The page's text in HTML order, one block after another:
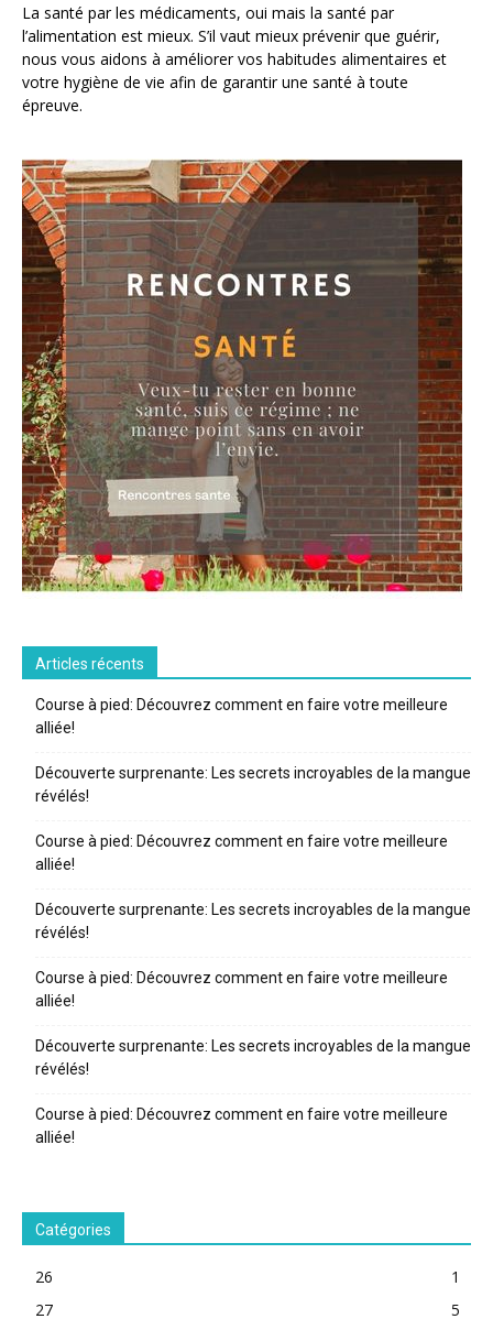
La santé par les médicaments, oui mais la santé par
l’alimentation est mieux. S’il vaut mieux prévenir que guérir,
nous vous aidons à améliorer vos habitudes alimentaires et
votre hygiène de vie afin de garantir une santé à toute
épreuve.
Articles récents
Course à pied: Découvrez comment en faire votre meilleure
alliée!
Découverte surprenante: Les secrets incroyables de la mangue
révélés!
Course à pied: Découvrez comment en faire votre meilleure
alliée!
Découverte surprenante: Les secrets incroyables de la mangue
révélés!
Course à pied: Découvrez comment en faire votre meilleure
alliée!
Découverte surprenante: Les secrets incroyables de la mangue
révélés!
Course à pied: Découvrez comment en faire votre meilleure
alliée!
Catégories
26
1
27
5